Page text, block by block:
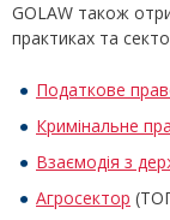
GOLAW також
практиках та
Податкове
Кримінальне
Взаємодія з
Агросектор